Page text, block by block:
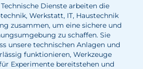
Dienste arbeiten die
Werkstatt, IT, Haustechnik
zusammen, um eine sichere und
zu schaffen. Sie
unsere technischen Anlagen und
funktionieren, Werkzeuge
Experimente bereitstehen und